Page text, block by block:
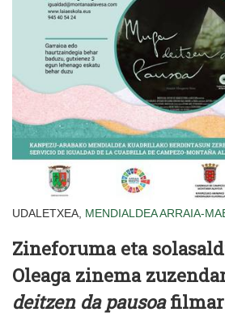
UDALETXEA, MENDIALDEAARRAIA-
Zineforuma eta
Oleaga zinema
deitzen da pausoa